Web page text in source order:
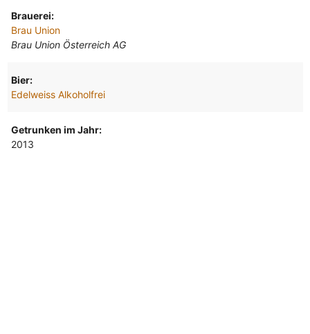
Brauerei:
Brau Union
Brau Union Österreich AG
Bier:
Edelweiss Alkoholfrei
Getrunken im Jahr:
2013